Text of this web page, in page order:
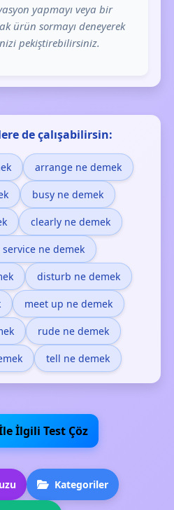
yapmayı veya bir
ürün sormayı deneyerek
pekiştirebilirsiniz.
de çalışabilirsin:
arrange ne demek
busy ne demek
clearly ne demek
ne demek
disturb ne demek
meet up ne demek
rude ne demek
tell ne demek
İlgili Test Çöz
Kategoriler